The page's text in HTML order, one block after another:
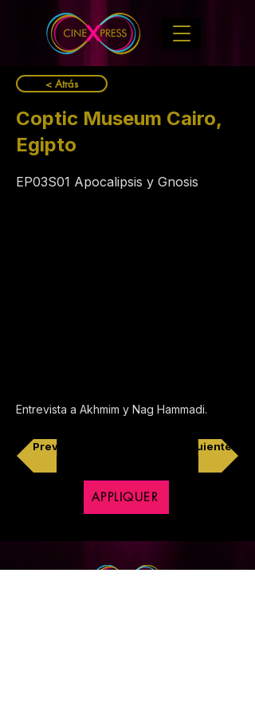
< Atrás
Coptic Museum Cairo,
Egipto
EP03S01 Apocalipsis y Gnosis
Entrevista a Akhmim y Nag Hammadi.
Previo Siguiente
APPLIQUER